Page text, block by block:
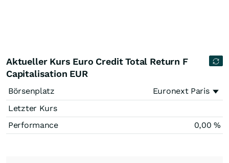
Aktueller Kurs Euro Credit Total Return F
Capitalisation EUR
Börsenplatz
Euronext Paris
Letzter Kurs
Performance
0,00%